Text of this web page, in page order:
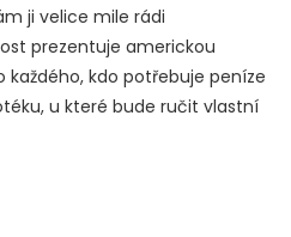
ji velice mile rádi
prezentuje americkou
kdo potřebuje peníze
u které bude ručit vlastní